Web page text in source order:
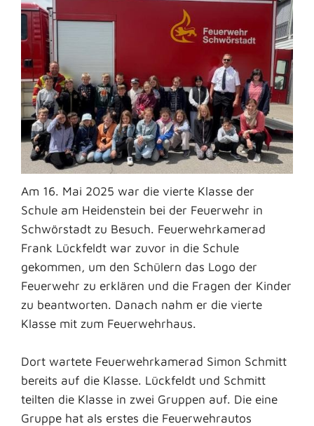
Am 16. Mai 2025 war die vierte Klasse der
Schule am Heidenstein bei der Feuerwehr in
Schwörstadt zu Besuch. Feuerwehrkamerad
Frank Lückfeldt war zuvor in die Schule
gekommen, um den Schülern das Logo der
Feuerwehr zu erklären und die Fragen der Kinder
zu beantworten. Danach nahm er die vierte
Klasse mit zum Feuerwehrhaus.
Dort wartete Feuerwehrkamerad Simon Schmitt
bereits auf die Klasse. Lückfeldt und Schmitt
teilten die Klasse in zwei Gruppen auf. Die eine
Gruppe hat als erstes die Feuerwehrautos